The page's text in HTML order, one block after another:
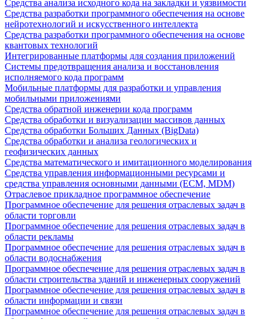
Средства анализа исходного кода на закладки и уязвимости
Средства разработки программного обеспечения на основе
нейротехнологий и искусственного интеллекта
Средства разработки программного обеспечения на основе
квантовых технологий
Интегрированные платформы для создания приложений
Системы предотвращения анализа и восстановления
исполняемого кода программ
Мобильные платформы для разработки и управления
мобильными приложениями
Средства обратной инженерии кода программ
Средства обработки и визуализации массивов данных
Средства обработки Больших Данных (BigData)
Средства обработки и анализа геологических и
геофизических данных
Средства математического и имитационного моделирования
Средства управления информационными ресурсами и
средства управления основными данными (ECM, MDM)
Отраслевое прикладное программное обеспечение
Программное обеспечение для решения отраслевых задач в
области торговли
Программное обеспечение для решения отраслевых задач в
области рекламы
Программное обеспечение для решения отраслевых задач в
области водоснабжения
Программное обеспечение для решения отраслевых задач в
области строительства зданий и инженерных сооружений
Программное обеспечение для решения отраслевых задач в
области информации и связи
Программное обеспечение для решения отраслевых задач в